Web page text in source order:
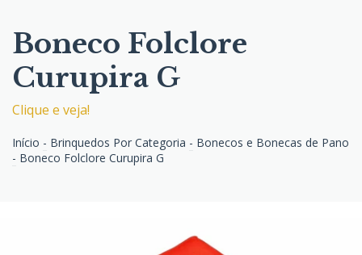
Boneco Folclore
Curupira G
Clique e veja!
Início - Brinquedos Por Categoria - Bonecos e Bonecas de Pano
- Boneco Folclore Curupira G